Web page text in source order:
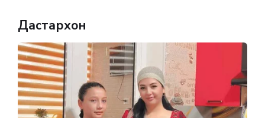
Дастархон